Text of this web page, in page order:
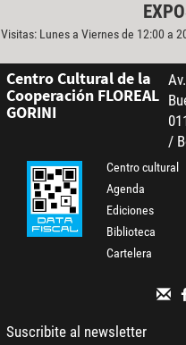
Visitas: Lunes a Viernes de 12:00 a
Centro Cultural de la
Cooperación FLOREAL
GORINI
/
Centro cultural
Agenda
Ediciones
Biblioteca
Cartelera
Suscribite al newsletter